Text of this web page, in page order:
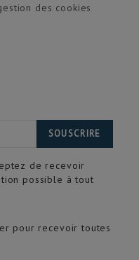
des cookies
pour recevoir toutes
SOUSCRIRE
de recevoir
possible à tout